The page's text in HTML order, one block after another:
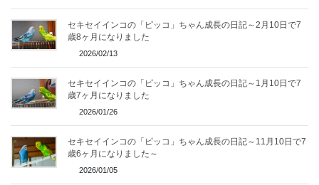
セキセイインコの「ピッコ」ちゃん成長の日記～2月10日で7
歳8ヶ月になりました
2026/02/13
セキセイインコの「ピッコ」ちゃん成長の日記～1月10日で7
歳7ヶ月になりました
2026/01/26
セキセイインコの「ピッコ」ちゃん成長の日記～11月10日で7
歳6ヶ月になりました～
2026/01/05